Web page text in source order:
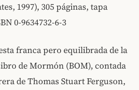
1997), 305 páginas, tapa
0-9634732-6-3
franca pero equilibrada de la
de Mormón (BOM), contada
de Thomas Stuart Ferguson,